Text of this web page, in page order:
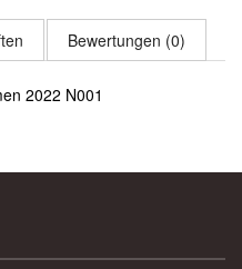
Bewertungen (0)
2022 N001